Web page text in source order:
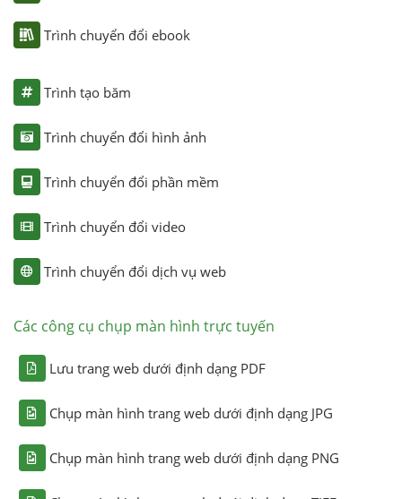
Trình chuyển đổi ebook
Trình tạo băm
Trình chuyển đổi hình ảnh
Trình chuyển đổi phần mềm
Trình chuyển đổi video
Trình chuyển đổi dịch vụ web
Các công cụ chụp màn hình trực tuyến
Lưu trang web dưới định dạng PDF
Chụp màn hình trang web dưới định dạng JPG
Chụp màn hình trang web dưới định dạng PNG